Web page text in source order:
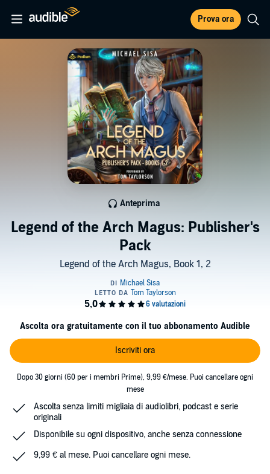
Prova ora
Legend of the Arch Magus: Publisher's
Pack
Legend of the Arch Magus, Book 1, 2
Anteprima
Ascolta ora gratuitamente con il tuo abbonamento Audible
Iscriviti ora
Dopo 30 giorni (60 per i membri Prime), 9,99 €/mese. Puoi cancellare ogni
mese
Ascolta senza limiti migliaia di audiolibri, podcast e serie
originali
Disponibile su ogni dispositivo, anche senza connessione
9,99 € al mese. Puoi cancellare ogni mese.